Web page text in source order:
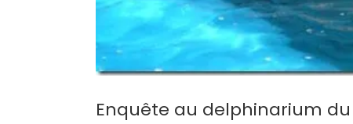
Enquête au delphinarium